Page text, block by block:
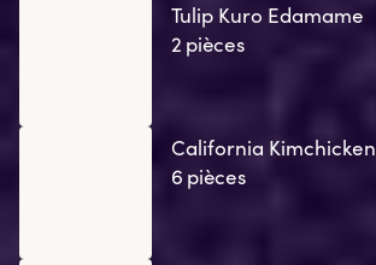
Tulip Kuro Edamame
2 pièces
California Kimchicken
6 pièces